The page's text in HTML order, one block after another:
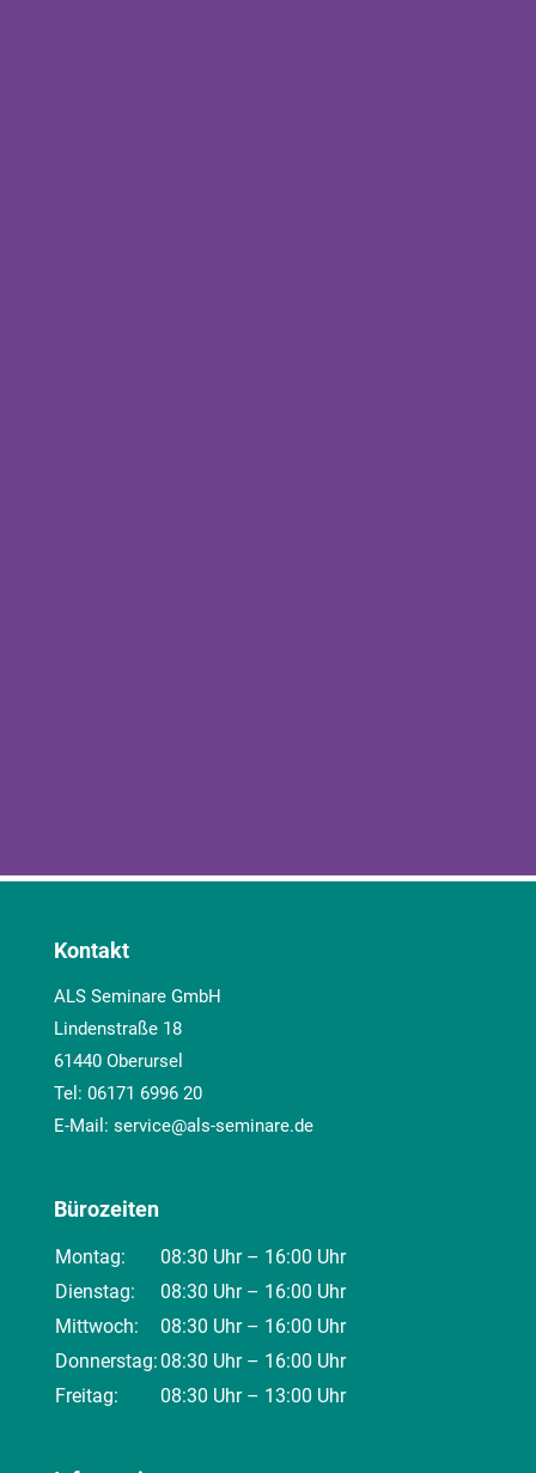
Kontakt
ALS Seminare GmbH
Lindenstraße 18
61440 Oberursel
Tel: 06171 6996 20
E-Mail: service@als-seminare.de
Bürozeiten
Montag:
08:30 Uhr – 16:00 Uhr
Dienstag:
08:30 Uhr – 16:00 Uhr
Mittwoch:
08:30 Uhr – 16:00 Uhr
Donnerstag:08:30 Uhr – 16:00 Uhr
Freitag:
08:30 Uhr – 13:00 Uhr